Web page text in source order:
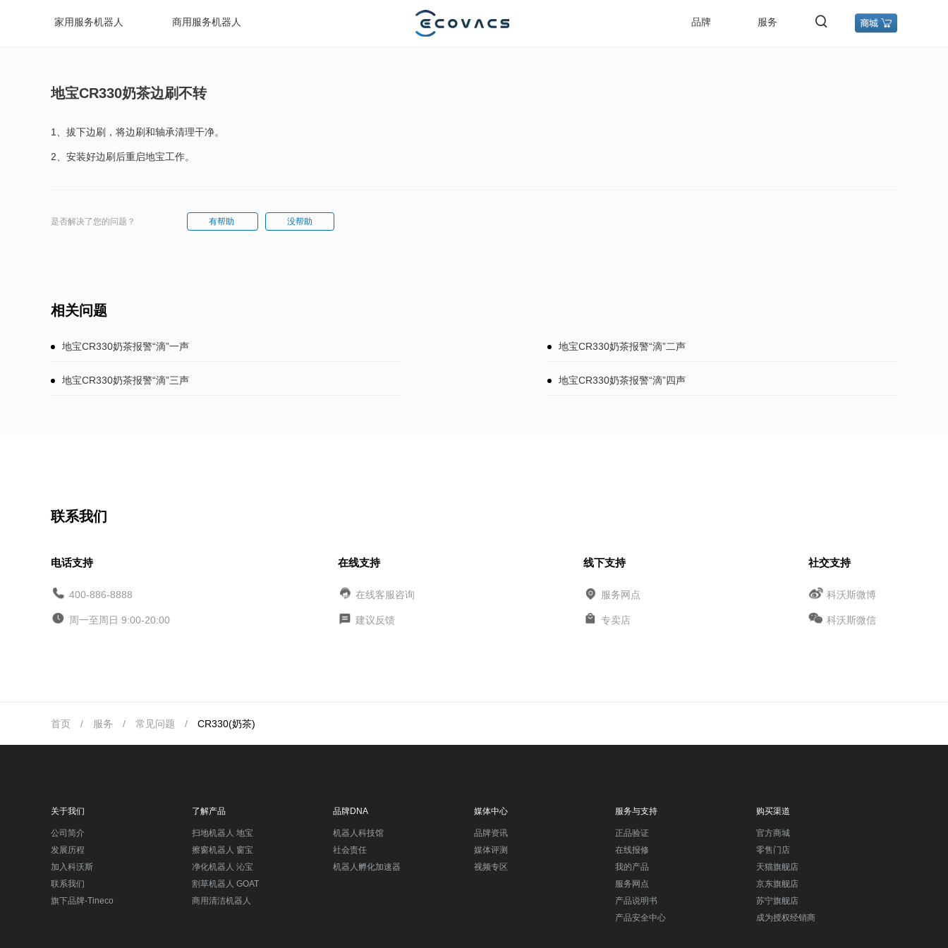
家用服务机器人 商用服务机器人 品牌 服务
地宝CR330奶茶边刷不转
1、拔下边刷，将边刷和轴承清理干净。
2、安装好边刷后重启地宝工作。
是否解决了您的问题？ 有帮助 没帮助
相关问题
地宝CR330奶茶报警“滴”一声 地宝CR330奶茶报警“滴”二声
地宝CR330奶茶报警“滴”三声 地宝CR330奶茶报警“滴”四声
联系我们
电话支持
400-886-8888
周一至周日 9:00-20:00
在线支持
在线客服咨询
建议反馈
线下支持
服务网点
专卖店
社交支持
科沃斯微博
科沃斯微信
首页 / 服务 / 常见问题 / CR330(奶茶)
关于我们
公司简介
发展历程
加入科沃斯
联系我们
旗下品牌-Tineco
了解产品
扫地机器人 地宝
擦窗机器人 窗宝
净化机器人 沁宝
割草机器人 GOAT
商用清洁机器人
品牌DNA
机器人科技馆
社会责任
机器人孵化加速器
媒体中心
品牌资讯
媒体评测
视频专区
服务与支持
正品验证
在线报修
我的产品
服务网点
产品说明书
产品安全中心
购买渠道
官方商城
零售门店
天猫旗舰店
京东旗舰店
苏宁旗舰店
成为授权经销商